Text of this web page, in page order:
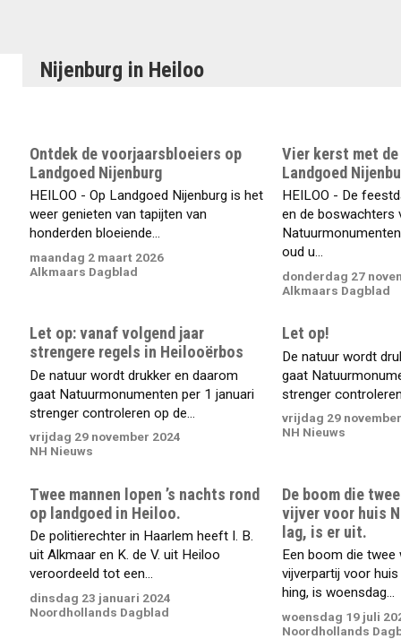
Nijenburg in Heiloo
Ontdek de voorjaarsbloeiers op
Landgoed Nijenburg
HEILOO - Op Landgoed Nijenburg is het
weer genieten van tapijten van
honderden bloeiende...
maandag 2 maart 2026
Alkmaars Dagblad
Vier kerst met
Landgoed
HEILOO - De
en de boswachters
oud u...
donderdag 27
Alkmaars Dagblad
Let op: vanaf volgend jaar
strengere regels in Heilooërbos
De natuur wordt drukker en daarom
gaat Natuurmonumenten per 1 januari
strenger controleren op de...
vrijdag 29 november 2024
NH Nieuws
Let op!
De natuur wordt
gaat
strenger
vrijdag 29
NH Nieuws
Twee mannen lopen ’s nachts rond
op landgoed in Heiloo.
De politierechter in Haarlem heeft I. B.
uit Alkmaar en K. de V. uit Heiloo
veroordeeld tot een...
dinsdag 23 januari 2024
Noordhollands Dagblad
De boom die
vijver voor huis
lag, is er uit.
Een boom die twee
vijverpartij voor
hing, is woensdag...
woensdag 19 juli
Noordhollands